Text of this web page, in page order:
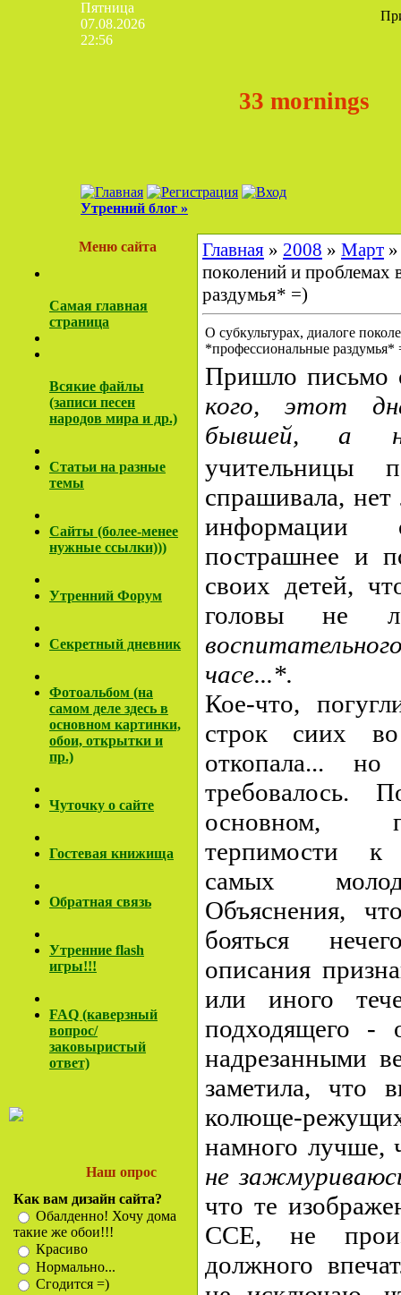
Пятница
07.08.2026
22:56
33 mornings
Утренний блог »
Меню сайта
Самая главная
страница
Всякие файлы
(записи песен
народов мира и др.)
Cтатьи на разные
темы
Сайты (более-менее
нужные ссылки)))
Утренний Форум
Секретный дневник
Фотоальбом (на
самом деле здесь в
основном картинки,
обои, открытки и
пр.)
Чуточку о сайте
Гостевая книжища
Обратная связь
Утренние flash
игры!!!
FAQ (каверзный
вопрос/
заковыристый
ответ)
Наш опрос
Как вам дизайн сайта?
Обалденно! Хочу дома
такие же обои!!!
Красиво
Нормально...
Сгодится =)
Главная » 2008 » Март »
поколений и проблемах
раздумья* =)
О субкультурах, диалоге
*профессиональные раздумья*
Пришло
кого, этот
бывшей, а
спрашивала,
информации
пострашнее и
своих детей,
головы не
часе...*.
Кое-что,
строк сиих
откопала...
требовалось.
основном,
терпимости к
самых
Объяснения,
бояться
описания
или иного
подходящего -
надрезанными
заметила, что
колюще-
намного лучше,
не
что те
ССЕ, не
должного